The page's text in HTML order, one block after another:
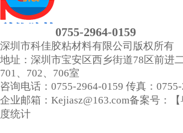
0755-2964-0159
深圳市科佳胶粘材料有限公司 版权所有
地址：深圳市宝安区西乡街道78区前进
701、702、706室
咨询电话：0755-2964-0159 传真：
企业邮箱：Kejiasz@163.com备案号：【
度统计